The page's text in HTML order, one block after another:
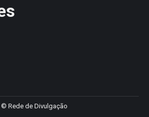
© Rede de Divulgação